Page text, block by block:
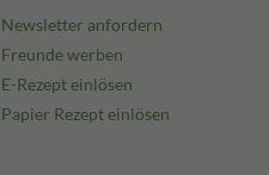
Newsletter anfordern
Freunde werben
E-Rezept einlösen
Papier Rezept einlösen